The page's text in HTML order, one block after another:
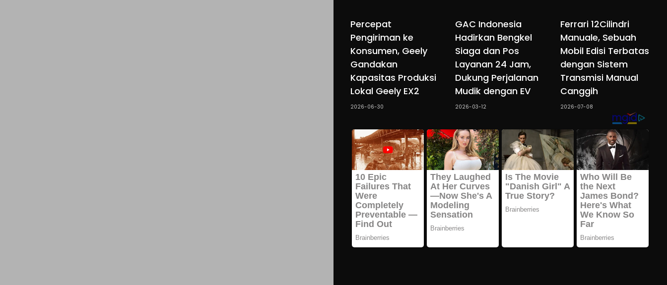
Percepat
Pengiriman ke
Konsumen, Geely
Gandakan
Kapasitas Produksi
Lokal Geely EX2
2026-06-30
GAC Indonesia
Hadirkan Bengkel
Siaga dan Pos
Layanan 24 Jam,
Dukung Perjalanan
Mudik dengan EV
2026-03-12
Ferrari 12Cilindri
Manuale, Sebuah
Mobil Edisi Terbatas
dengan Sistem
Transmisi Manual
Canggih
2026-07-08